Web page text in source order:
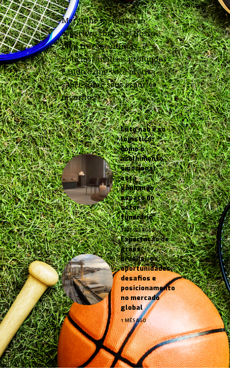
Mergulhe no universo
esportivo conosco! Nosso
blog traz as últimas
notícias, análises profundas
e tudo o que você precisa
saber sobre seus esportes
favoritos.
Luto não é só
logística:
como o
acolhimento
emocional
está
ganhando
espaço no
setor
funerário
2 MESES AGO
Exportação de
grãos
brasileiros:
oportunidades,
desafios e
posicionamento
no mercado
global
1 MÊS AGO